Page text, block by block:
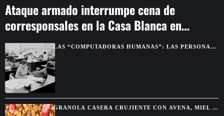
Ataque armado interrumpe cena de
corresponsales en la Casa Blanca en
WashingtonLAS “COMPUTADORAS HUMANAS”: LAS PERSONAS
QUE HACÍAN LOS CÁLCULOS ANTES DE LAS
COMPUTADORAS
GRANOLA CASERA CRUJIENTE CON AVENA, MIEL Y
FRUTOS SECOS